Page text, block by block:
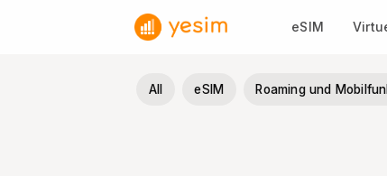
eSIM
All eSIM Roaming und